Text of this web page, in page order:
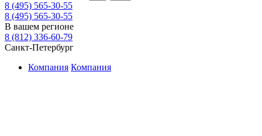
8 (495) 565-30-55
8 (495) 565-30-55
В вашем регионе
8 (812) 336-60-79
Санкт-Петербург
Компания Компания